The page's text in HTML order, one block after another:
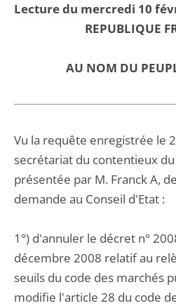
Lecture du mercredi 10
REPUBLIQUE
AU NOM DU
Vu la requête enregistrée le
secrétariat du contentieux
présentée par M. Franck A,
demande au Conseil d'Etat :
1°) d'annuler le décret n°
décembre 2008 relatif au
seuils du code des marchés
modifie l'article 28 du code